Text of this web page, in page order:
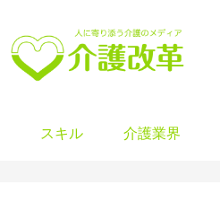
スキル 介護業界